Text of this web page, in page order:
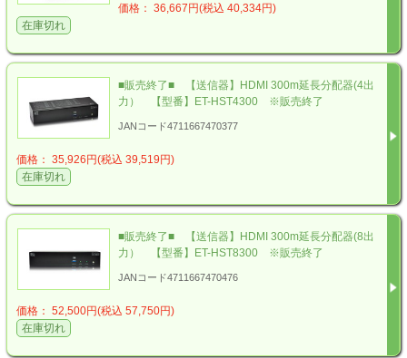
価格： 36,667円(税込 40,334円)
在庫切れ
■販売終了■ 【送信器】HDMI 300m延長分配器(4出
力） 【型番】ET-HST4300 ※販売終了
JANコード4711667470377
価格： 35,926円(税込 39,519円)
在庫切れ
■販売終了■ 【送信器】HDMI 300m延長分配器(8出
力） 【型番】ET-HST8300 ※販売終了
JANコード4711667470476
価格： 52,500円(税込 57,750円)
在庫切れ